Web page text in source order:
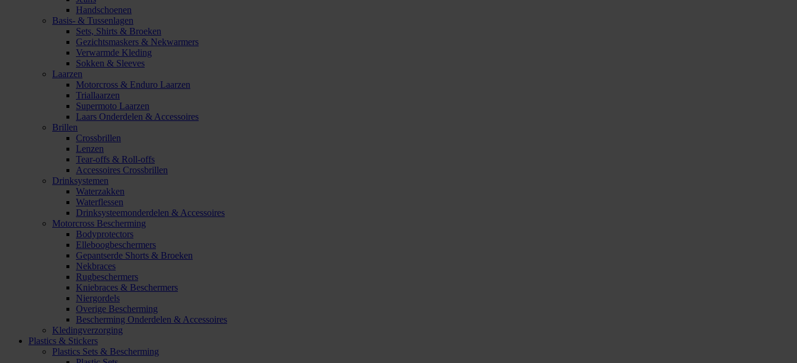
Handschoenen
Basis- & Tussenlagen
Sets, Shirts & Broeken
Gezichtsmaskers & Nekwarmers
Verwarmde Kleding
Sokken & Sleeves
Laarzen
Motorcross & Enduro Laarzen
Triallaarzen
Supermoto Laarzen
Laars Onderdelen & Accessoires
Brillen
Crossbrillen
Lenzen
Tear-offs & Roll-offs
Accessoires Crossbrillen
Drinksystemen
Waterzakken
Waterflessen
Drinksysteemonderdelen & Accessoires
Motorcross Bescherming
Bodyprotectors
Elleboogbeschermers
Gepantserde Shorts & Broeken
Nekbraces
Rugbeschermers
Kniebraces & Beschermers
Niergordels
Overige Bescherming
Bescherming Onderdelen & Accessoires
Kledingverzorging
Plastics & Stickers
Plastics Sets & Bescherming